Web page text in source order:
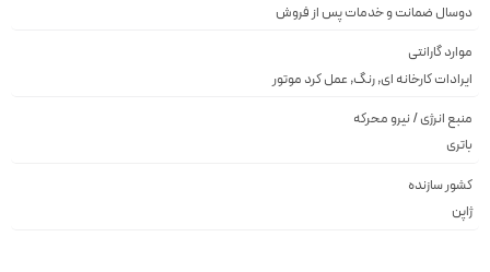
دوسال ضمانت و خدمات پس از فروش
موارد گارانتی
ایرادات کارخانه ای, رنگ, عمل کرد موتور
منبع انرژی / نیرو محرکه
باتری
کشور سازنده
ژاپن